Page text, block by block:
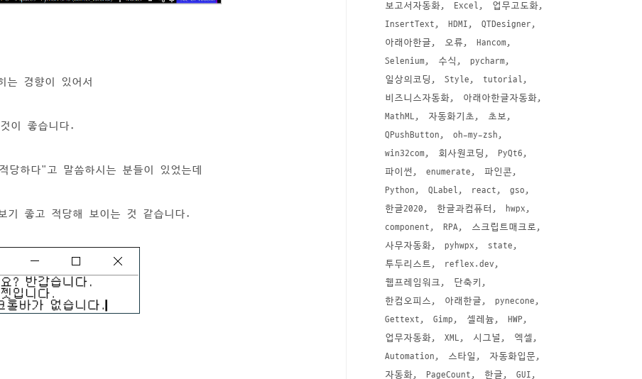
는 경향이 있어서
이 좋습니다.
하다"고 말씀하시는 분들이 있었는데
기 좋고 적당해 보이는 것 같습니다.
보고서자동화
Excel
업무고도화
InsertText
HDMI
QTDesigner
아래아한글
오류
Hancom
Selenium
수식
pycharm
일상의코딩
Style
tutorial
비즈니스자동화
아래아한글자동화
MathML
자동화기초
초보
QPushButton
oh-my-zsh
win32com
회사원코딩
PyQt6
파이썬
enumerate
파인콘
Python
QLabel react
gso
한글2020
한글과컴퓨터
hwpx
component
RPA
스크립트매크로
사무자동화
pyhwpx
state
투두리스트
reflex.dev
웹프레임워크
단축키
한컴오피스
아래한글
pynecone
Gettext
Gimp 셀레늄
HWP
업무자동화
XML 시그널
엑셀
Automation
스타일
자동화입문
자동화
PageCount 한글
GUI